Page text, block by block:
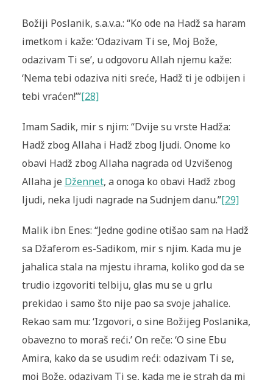
Božiji Poslanik, s.a.v.a.: “Ko ode na Hadž sa haram
imetkom i kaže: ‘Odazivam Ti se, Moj Bože,
odazivam Ti se’, u odgovoru Allah njemu kaže:
‘Nema tebi odaziva niti sreće, Hadž ti je odbijen i
tebi vraćen!’”[28]
Imam Sadik, mir s njim: “Dvije su vrste Hadža:
Hadž zbog Allaha i Hadž zbog ljudi. Onome ko
obavi Hadž zbog Allaha nagrada od Uzvišenog
Allaha je Džennet, a onoga ko obavi Hadž zbog
ljudi, neka ljudi nagrade na Sudnjem danu.”[29]
Malik ibn Enes: “Jedne godine otišao sam na Hadž
sa Džaferom es-Sadikom, mir s njim. Kada mu je
jahalica stala na mjestu ihrama, koliko god da se
trudio izgovoriti telbiju, glas mu se u grlu
prekidao i samo što nije pao sa svoje jahalice.
Rekao sam mu: ‘Izgovori, o sine Božijeg Poslanika,
obavezno to moraš reći.’ On reče: ‘O sine Ebu
Amira, kako da se usudim reći: odazivam Ti se,
moj Bože, odazivam Ti se, kada me je strah da mi